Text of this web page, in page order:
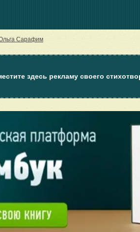
Сарафим
здесь рекламу своего